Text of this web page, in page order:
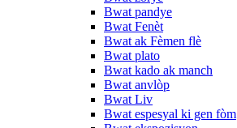
Bwat pandye
Bwat Fenèt
Bwat ak Fèmen flè
Bwat plato
Bwat kado ak manch
Bwat anvlòp
Bwat Liv
Bwat espesyal ki gen fòm